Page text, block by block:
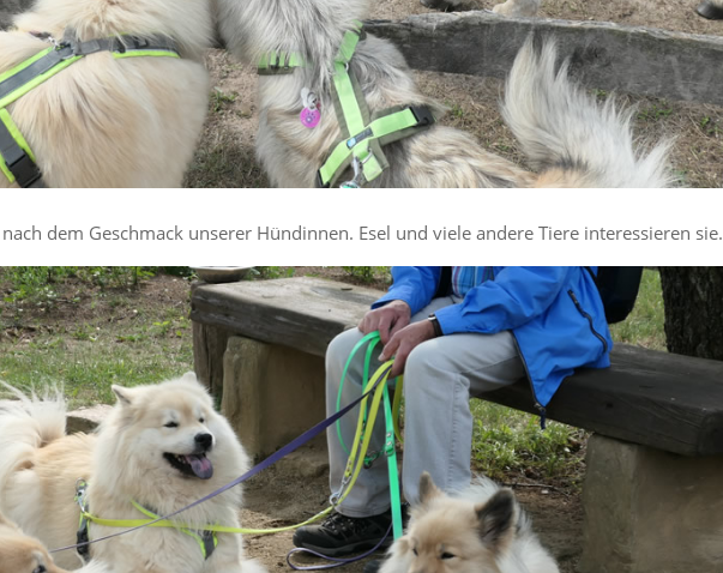
dem Geschmack unserer Hündinnen. Esel und viele andere Tiere interessieren sie.